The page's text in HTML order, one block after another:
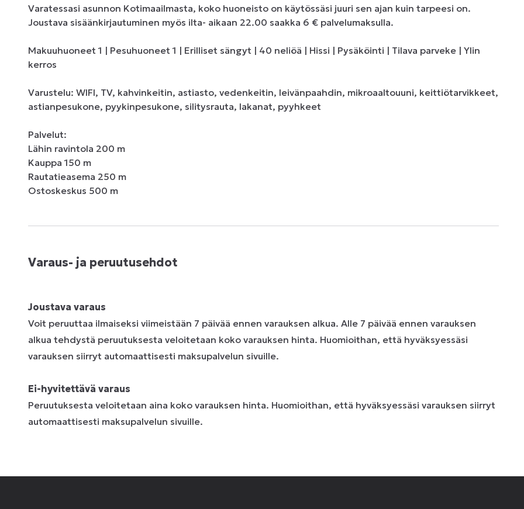
Varatessasi asunnon Kotimaailmasta, koko huoneisto on käytössäsi juuri sen ajan kuin tarpeesi on.
Joustava sisäänkirjautuminen myös ilta- aikaan 22.00 saakka 6 € palvelumaksulla.
Makuuhuoneet 1 | Pesuhuoneet 1 | Erilliset sängyt | 40 neliöä | Hissi | Pysäköinti | Tilava parveke | Ylin
kerros
Varustelu: WIFI, TV, kahvinkeitin, astiasto, vedenkeitin, leivänpaahdin, mikroaaltouuni, keittiötarvikkeet,
astianpesukone, pyykinpesukone, silitysrauta, lakanat, pyyhkeet
Palvelut:
Lähin ravintola 200 m
Kauppa 150 m
Rautatieasema 250 m
Ostoskeskus 500 m
Varaus- ja peruutusehdot
Joustava varaus
Voit peruuttaa ilmaiseksi viimeistään 7 päivää ennen varauksen alkua. Alle 7 päivää ennen varauksen
alkua tehdystä peruutuksesta veloitetaan koko varauksen hinta. Huomioithan, että hyväksyessäsi
varauksen siirryt automaattisesti maksupalvelun sivuille.
Ei-hyvitettävä varaus
Peruutuksesta veloitetaan aina koko varauksen hinta. Huomioithan, että hyväksyessäsi varauksen siirryt
automaattisesti maksupalvelun sivuille.